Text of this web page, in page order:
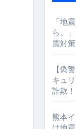
ト #筋トレ #美容
「地
ら。
震対
【偽
キュ
詐欺
熊本